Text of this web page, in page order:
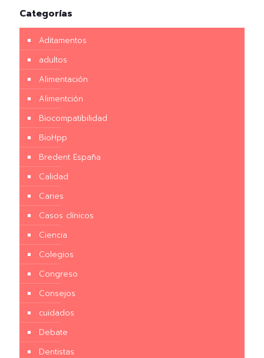
Categorías
Aditamentos
adultos
Alimentación
Alimentción
Biocompatibilidad
BioHpp
Bredent España
Calidad
Caries
Casos clínicos
Ciencia
Colegios
Congreso
Consejos
cuidados
Debate
Dentistas